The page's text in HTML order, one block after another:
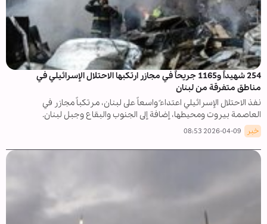
254 شهيداً و1165 جريحاً في مجازر ارتكبها الاحتلال الإسرائيلي في
مناطق متفرقة من لبنان
نفذ الاحتلال الإسرائيلي اعتداءً واسعاً على لبنان، مرتكباً مجازر في
العاصمة بيروت ومحيطها، إضافة إلى الجنوب والبقاع وجبل لبنان.
خبر 2026-04-09 08:53